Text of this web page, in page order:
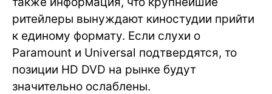
ритейлеры вынуждают киностудии прийти
к единому формату. Если слухи о
Paramount и Universal подтвердятся, то
позиции HD DVD на рынке будут
значительно ослаблены.